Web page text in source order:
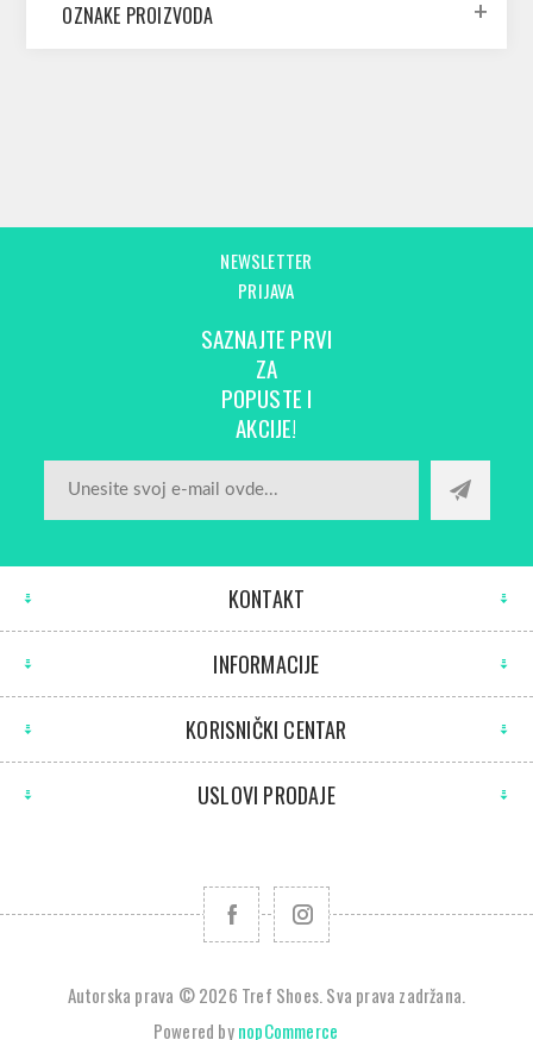
OZNAKE PROIZVODA
NEWSLETTER
PRIJAVA
SAZNAJTE PRVI
ZA
POPUSTE I
AKCIJE!
KONTAKT
INFORMACIJE
KORISNIČKI CENTAR
USLOVI PRODAJE
Autorska prava © 2026 Tref Shoes. Sva prava zadržana.
Powered bynopCommerce